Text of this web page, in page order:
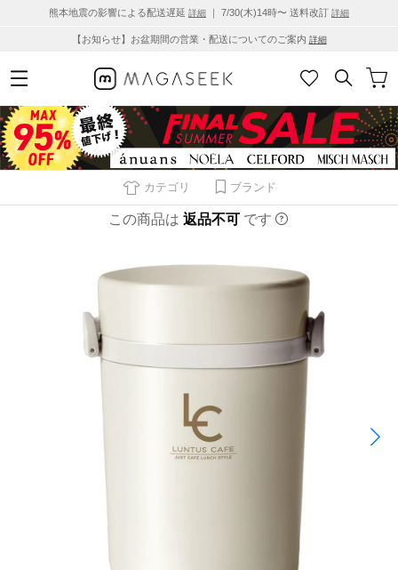
熊本地震の影響による配送遅延 詳細 ｜ 7/30(木)14時〜 送料改訂 詳細
【お知らせ】お盆期間の営業・配送についてのご案内 詳細
カテゴリ ブランド
この商品は 返品不可 です